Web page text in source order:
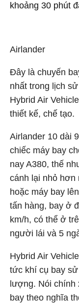
khoảng 30 phút
Airlander
Đây là chuyến
nhất trong lịch
Hybrid Air
thiết kế, chế tạo.
Airlander 10 dài
chiếc máy bay
nay A380, thế
cánh lại nhỏ hơn
hoặc máy bay
tấn hàng, bay ở
km/h, có thể ở
người lái và 5
Hybrid Air
tức khí cụ bay
lượng. Nói chính
bay theo nghĩa